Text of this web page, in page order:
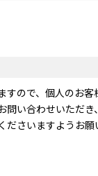
すので、個人のお客
問い合わせいただき、
ださいますようお願